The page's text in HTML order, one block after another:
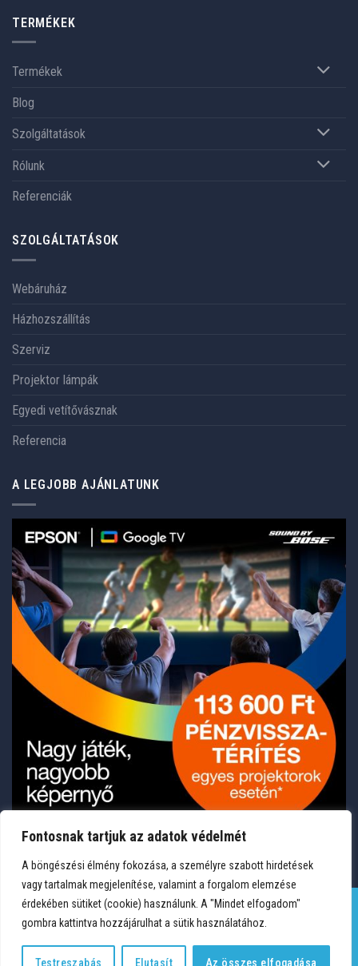
Fontosnak tartjuk az adatok védelmét
A böngészési élmény fokozása, a személyre szabott hirdetések
vagy tartalmak megjelenítése, valamint a forgalom elemzése
érdekében sütiket (cookie) használunk. A "Mindet elfogadom"
gombra kattintva hozzájárulhat a sütik használatához.
Testreszabás Elutasít Az összes elfogadása
TERMÉKEK
Termékek
Blog
Szolgáltatások
Rólunk
Referenciák
SZOLGÁLTATÁSOK
Webáruház
Házhozszállítás
Szerviz
Projektor lámpák
Egyedi vetítővásznak
Referencia
A LEGJOBB AJÁNLATUNK